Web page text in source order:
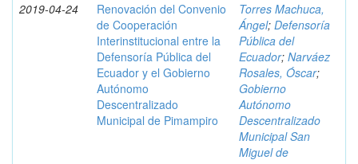
2019-04-24
Renovación del Convenio
de Cooperación
Interinstitucional entre la
Defensoría Pública del
Ecuador y el Gobierno
Autónomo
Descentralizado
Municipal de Pimampiro
Torres Machuca,
Ángel; Defensoría
Pública del
Ecuador; Narváez
Rosales, Óscar;
Gobierno
Autónomo
Descentralizado
Municipal San
Miguel de